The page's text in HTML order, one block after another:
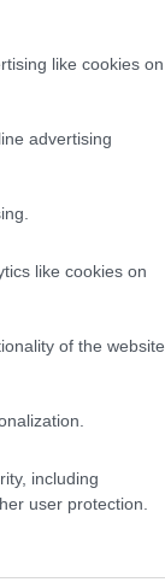
like cookies on
advertising
like cookies on
of the website
including
user protection.